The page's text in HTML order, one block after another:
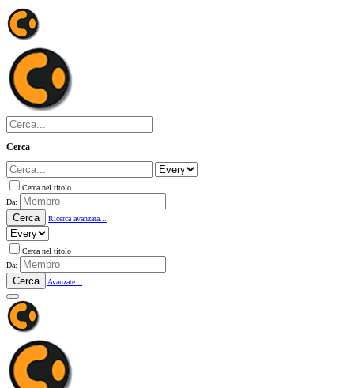
Cerca
Cerca nel titolo
Da:
Cerca Ricerca avanzata...
Cerca nel titolo
Da:
Cerca Avanzate...